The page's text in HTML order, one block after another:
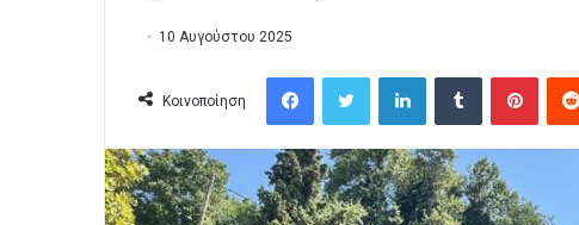
10 Αυγούστου 2025
Κοινοποίηση